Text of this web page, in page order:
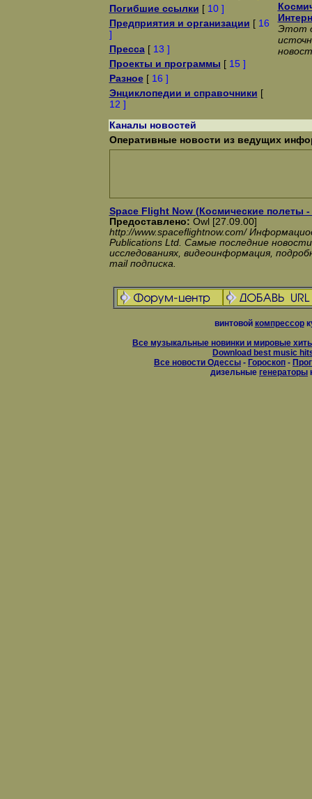
Погибшие ссылки [ 10 ]
Предприятия и организации [ 16
]
Пресса[ 13 ]
Проекты и программы [ 15 ]
Разное[ 16 ]
Энциклопедии и справочники [
12 ]
Этот
Каналы новостей
Оперативные новости из ведущих
Space Flight Now (Космические полеты -
Предоставлено: Owl [27.09.00]
http://www.spaceflightnow.com/
Publications Ltd. Самые последние
исследованиях, видеоинформация,
mail подписка.
винтовой компрессор
Все музыкальные новинки и мировые
Download best music
Все новости Одессы - Гороскоп -
дизельные генераторы